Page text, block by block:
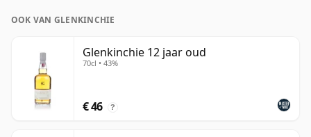
OOK VAN GLENKINCHIE
Glenkinchie 12 jaar oud
70cl • 43%
€ 46 ?